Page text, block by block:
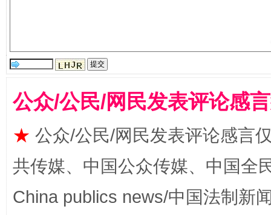
揭批美国五大"原罪" "炒
公众/公民/网民发表评论感
★ 公众/公民/网民发表评论感言
共传媒、中国公众传媒、中国全
China publics news/中国法制新